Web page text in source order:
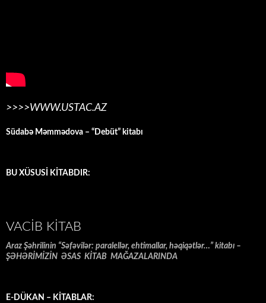
>>>>WWW.USTAC.AZ
Südabə Məmmədova – “Debüt” kitabı
BU XÜSUSİ KİTABDIR:
VACIB KITAB
Araz Şəhrilinin “Səfəvilər: paralellər, ehtimallar, həqiqətlər…” kitabı –
ŞƏHƏRİMİZİN ƏSAS KİTAB MAĞAZALARINDA
E-DÜKAN – KİTABLAR: